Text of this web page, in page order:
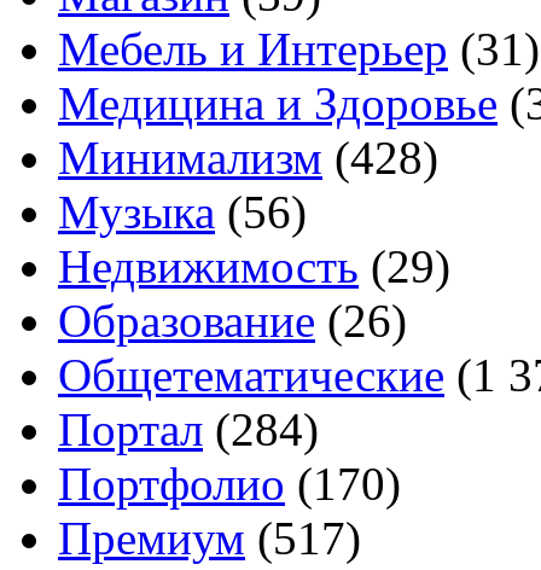
Мебель и Интерьер (31)
Медицина и Здоровье
Минимализм (428)
Музыка (56)
Недвижимость (29)
Образование (26)
Общетематические (1
Портал (284)
Портфолио (170)
Премиум (517)